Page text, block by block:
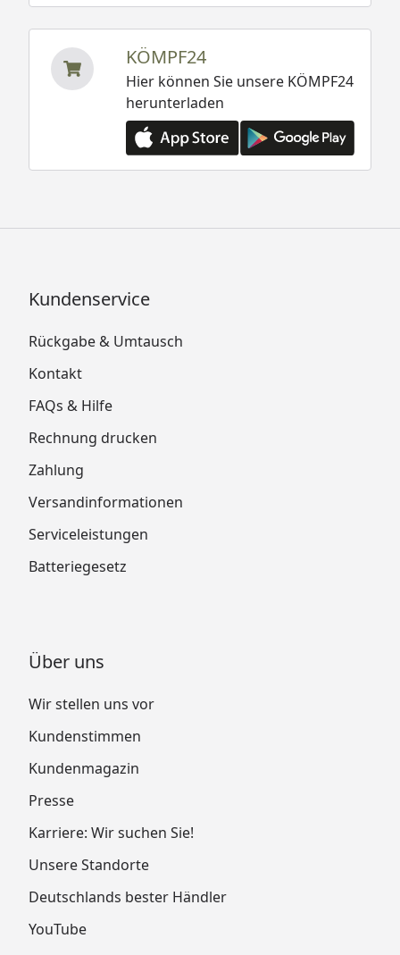
KÖMPF24
Hier können Sie unsere KÖMPF24
herunterladen
Kundenservice
Rückgabe & Umtausch
Kontakt
FAQs & Hilfe
Rechnung drucken
Zahlung
Versandinformationen
Serviceleistungen
Batteriegesetz
Über uns
Wir stellen uns vor
Kundenstimmen
Kundenmagazin
Presse
Karriere: Wir suchen Sie!
Unsere Standorte
Deutschlands bester Händler
YouTube